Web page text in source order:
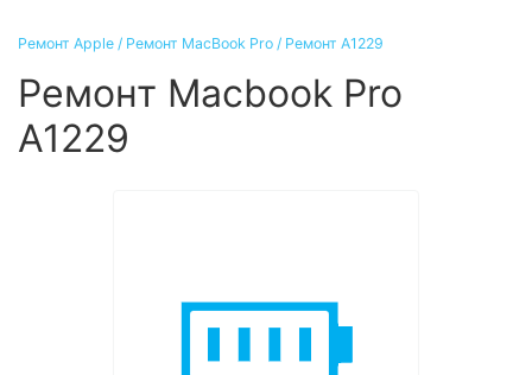
Ремонт Apple / Ремонт MacBook Pro / Ремонт A1229
Ремонт Macbook Pro
A1229